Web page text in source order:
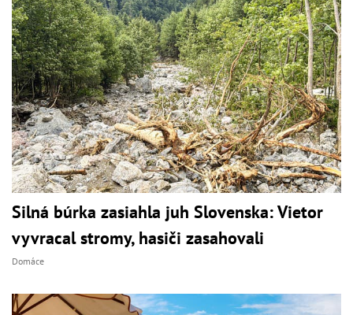
Silná búrka zasiahla juh Slovenska: Vietor
vyvracal stromy, hasiči zasahovali
Domáce